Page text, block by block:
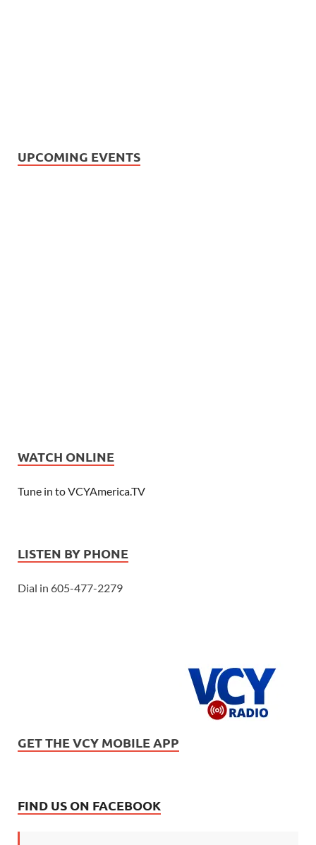
UPCOMING EVENTS
WATCH ONLINE
Tune in to VCYAmerica.TV
LISTEN BY PHONE
Dial in 605-477-2279
GET THE VCY MOBILE APP
FIND US ON FACEBOOK